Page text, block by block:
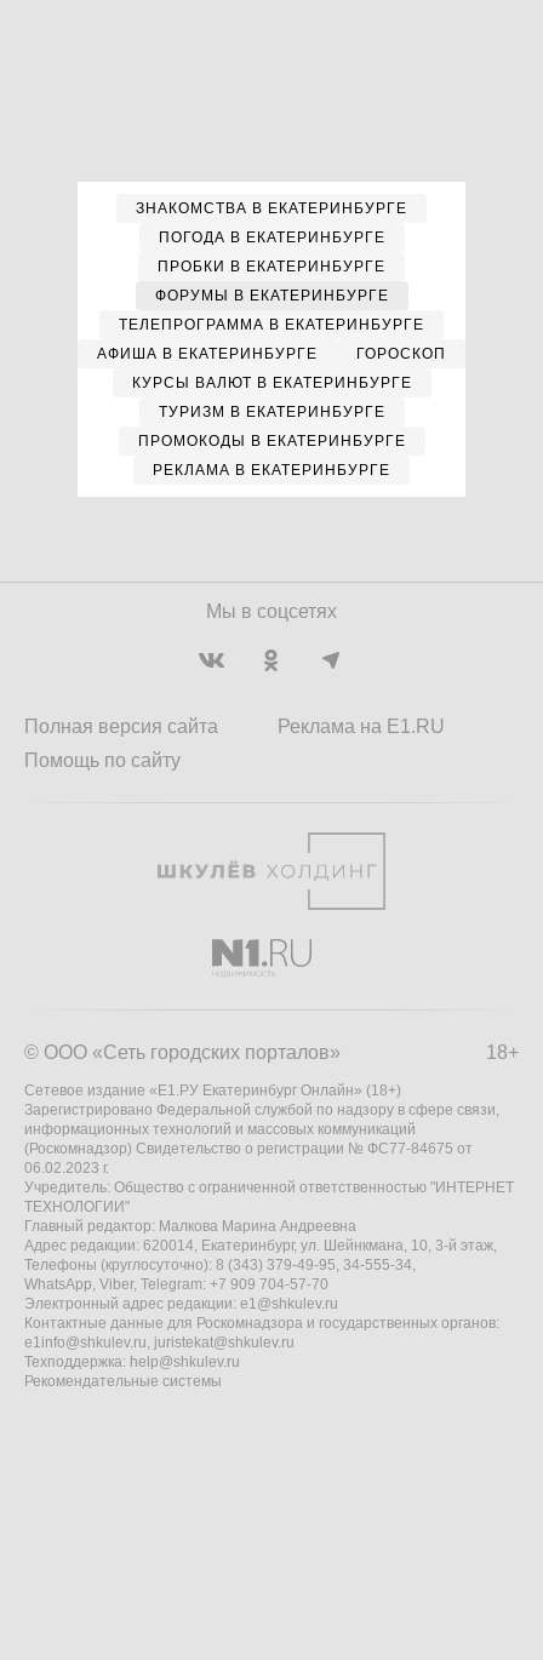
ЗНАКОМСТВА В ЕКАТЕРИНБУРГЕ
ПОГОДА В ЕКАТЕРИНБУРГЕ
ПРОБКИ В ЕКАТЕРИНБУРГЕ
ФОРУМЫ В ЕКАТЕРИНБУРГЕ
ТЕЛЕПРОГРАММА В ЕКАТЕРИНБУРГЕ
АФИША В ЕКАТЕРИНБУРГЕ
ГОРОСКОП
КУРСЫ ВАЛЮТ В ЕКАТЕРИНБУРГЕ
ТУРИЗМ В ЕКАТЕРИНБУРГЕ
ПРОМОКОДЫ В ЕКАТЕРИНБУРГЕ
РЕКЛАМА В ЕКАТЕРИНБУРГЕ
Мы в соцсетях
Полная версия сайта
Помощь по сайту
Реклама на E1.RU
18+
© ООО «Сеть городских порталов»
Сетевое издание «Е1.РУ Екатеринбург Онлайн» (18+)
Зарегистрировано Федеральной службой по надзору в сфере связи,
информационных технологий и массовых коммуникаций
(Роскомнадзор) Свидетельство о регистрации № ФС77-84675 от
06.02.2023 г.
Учредитель: Общество с ограниченной ответственностью "ИНТЕРНЕТ
ТЕХНОЛОГИИ"
Главный редактор: Малкова Марина Андреевна
Адрес редакции: 620014, Екатеринбург, ул. Шейнкмана, 10, 3-й этаж,
Телефоны (круглосуточно): 8 (343) 379-49-95, 34-555-34,
WhatsApp, Viber, Telegram: +7 909 704-57-70
Электронный адрес редакции: e1@shkulev.ru
Контактные данные для Роскомнадзора и государственных органов:
e1info@shkulev.ru, juristekat@shkulev.ru
Техподдержка: help@shkulev.ru
Рекомендательные системы